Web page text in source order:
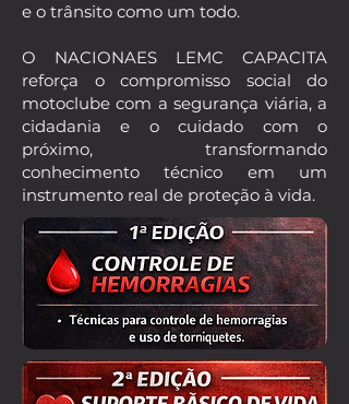
e o trânsito como um todo.
O NACIONAES LEMC CAPACITA
reforça o compromisso social do
motoclube com a segurança viária, a
cidadania e o cuidado com o
próximo, transformando
conhecimento técnico em um
instrumento real de proteção à vida.